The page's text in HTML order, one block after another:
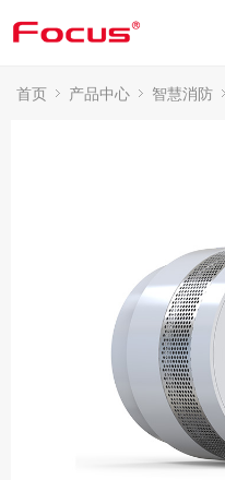
首页 产品中心 智慧消防